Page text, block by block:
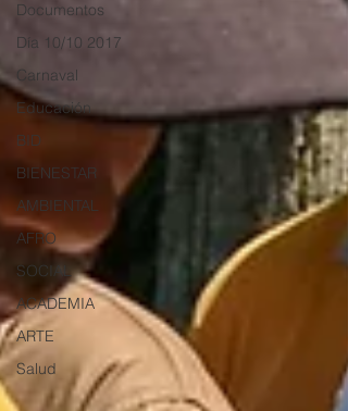
Documentos
Día 10/10 2017
Carnaval
Educación
BID
BIENESTAR
AMBIENTAL
AFRO
SOCIAL
ACADEMIA
ARTE
Salud